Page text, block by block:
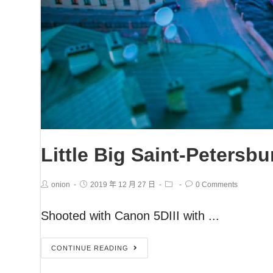
Little Big Saint-
onion 2019 年 12 月 27 日 0 Comments
Shooted with Canon 5DIII with ...
CONTINUE READING